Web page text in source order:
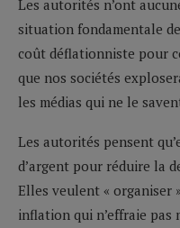
Les autorités n’ont
situation fondamentale
coût déflationniste pour
que nos sociétés
les médias qui ne le
Les autorités pensent
d’argent pour réduire la
Elles veulent « organiser
inflation qui n’effraie pas